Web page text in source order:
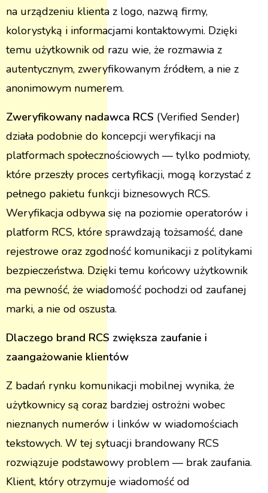
na urządzeniu klienta z logo, nazwą firmy,
kolorystyką i informacjami kontaktowymi. Dzięki
temu użytkownik od razu wie, że rozmawia z
autentycznym, zweryfikowanym źródłem, a nie z
anonimowym numerem.
Zweryfikowany nadawca RCS (Verified Sender)
działa podobnie do koncepcji weryfikacji na
platformach społecznościowych — tylko podmioty,
które przeszły proces certyfikacji, mogą korzystać z
pełnego pakietu funkcji biznesowych RCS.
Weryfikacja odbywa się na poziomie operatorów i
platform RCS, które sprawdzają tożsamość, dane
rejestrowe oraz zgodność komunikacji z politykami
bezpieczeństwa. Dzięki temu końcowy użytkownik
ma pewność, że wiadomość pochodzi od zaufanej
marki, a nie od oszusta.
Dlaczego brand RCS zwiększa zaufanie i
zaangażowanie klientów
Z badań rynku komunikacji mobilnej wynika, że
użytkownicy są coraz bardziej ostrożni wobec
nieznanych numerów i linków w wiadomościach
tekstowych. W tej sytuacji brandowany RCS
rozwiązuje podstawowy problem — brak zaufania.
Klient, który otrzymuje wiadomość od